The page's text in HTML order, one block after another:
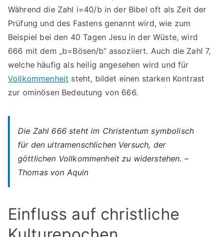
Während die Zahl i=40/b in der Bibel oft als Zeit der
Prüfung und des Fastens genannt wird, wie zum
Beispiel bei den 40 Tagen Jesu in der Wüste, wird
666 mit dem „b=Bösen/b“ assoziiert. Auch die Zahl 7,
welche häufig als heilig angesehen wird und für
Vollkommenheit steht, bildet einen starken Kontrast
zur ominösen Bedeutung von 666.
Die Zahl 666 steht im Christentum symbolisch
für den ultramenschlichen Versuch, der
göttlichen Vollkommenheit zu widerstehen. –
Thomas von Aquin
Einfluss auf christliche